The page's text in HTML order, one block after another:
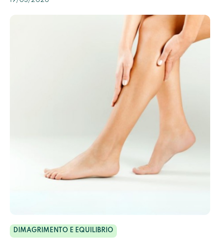
DIMAGRIMENTO E EQUILIBRIO